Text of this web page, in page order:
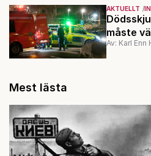
AKTUELLT
måste
Av: Karl Enn
Mest lästa